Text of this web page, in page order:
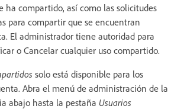
ha compartido, así como las solicitudes
para compartir que se encuentran
El administrador tiene autoridad para
o Cancelar cualquier uso compartido.
solo está disponible para los
Abra el menú de administración de la
abajo hasta la pestaña Usuarios